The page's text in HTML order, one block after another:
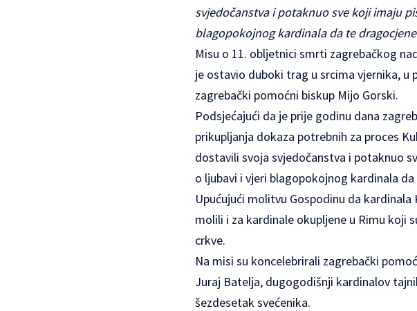
svjedočanstva i potaknuo sve koji imaju
blagopokojnog kardinala da te
Misu o 11. obljetnici smrti zagrebačkog
je ostavio duboki trag u srcima vjernika, u
zagrebački pomoćni biskup Mijo Gorski.
Podsjećajući da je prije godinu dana
prikupljanja dokaza potrebnih za proces
dostavili svoja svjedočanstva i potaknuo
o ljubavi i vjeri blagopokojnog kardinala
Upućujući molitvu Gospodinu da
molili i za kardinale okupljene u Rimu koji
crkve.
Na misi su koncelebrirali zagrebački
Juraj Batelja, dugogodišnji kardinalov
šezdesetak svećenika.